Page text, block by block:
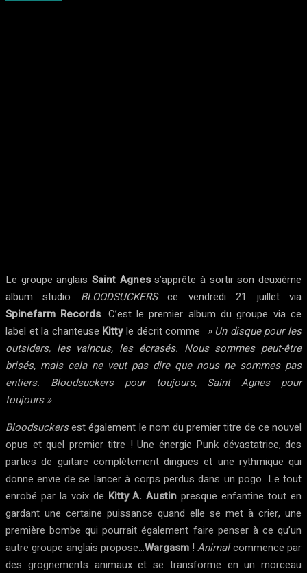
Le groupe anglais Saint Agness’apprête à sortir son deuxième
album studio BLOODSUCKERSce vendredi 21 juillet via
Spinefarm Records. C’est le premier album du groupe via ce
label et la chanteuse Kittyle décrit comme » Un disque pour les
outsiders, les vaincus, les écrasés. Nous sommes peut-être
brisés, mais cela ne veut pas dire que nous ne sommes pas
entiers. Bloodsuckers pour toujours, Saint Agnes pour
toujours ».
Bloodsuckersest également le nom du premier titre de ce nouvel
opus et quel premier titre ! Une énergie Punk dévastatrice, des
parties de guitare complètement dingues et une rythmique qui
donne envie de se lancer à corps perdus dans un pogo. Le tout
enrobé par la voix de Kitty A. Austin presque enfantine tout en
gardant une certaine puissance quand elle se met à crier, une
première bombe qui pourrait également faire penser à ce qu’un
autre groupe anglais propose…Wargasm!Animalcommence par
des grognements animaux et se transforme en un morceau